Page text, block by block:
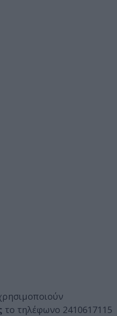
το τηλέφωνο 2410617115